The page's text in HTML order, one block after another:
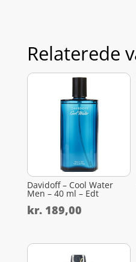
Relaterede
Davidoff – Cool Water
Men – 40 ml – Edt
kr.189,00